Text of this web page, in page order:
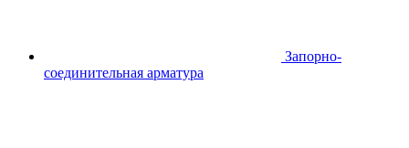
Запорно-
соединительная арматура